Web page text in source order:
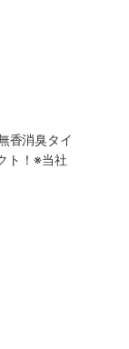
香消臭タイ
ト！※当社